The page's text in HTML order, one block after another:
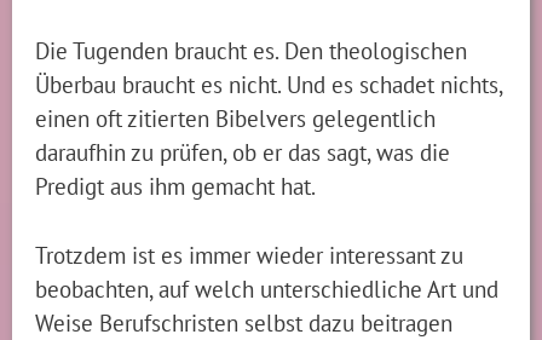
Die Tugenden braucht es. Den theologischen
Überbau braucht es nicht. Und es schadet nichts,
einen oft zitierten Bibelvers gelegentlich
daraufhin zu prüfen, ob er das sagt, was die
Predigt aus ihm gemacht hat.
Trotzdem ist es immer wieder interessant zu
beobachten, auf welch unterschiedliche Art und
Weise Berufschristen selbst dazu beitragen